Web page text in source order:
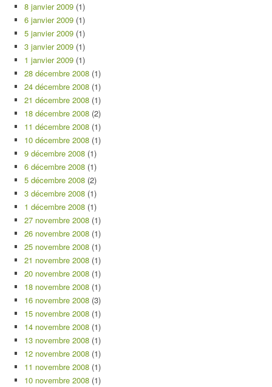
8 janvier 2009 (1)
6 janvier 2009 (1)
5 janvier 2009 (1)
3 janvier 2009 (1)
1 janvier 2009 (1)
28 décembre 2008 (1)
24 décembre 2008 (1)
21 décembre 2008 (1)
18 décembre 2008 (2)
11 décembre 2008 (1)
10 décembre 2008 (1)
9 décembre 2008 (1)
6 décembre 2008 (1)
5 décembre 2008 (2)
3 décembre 2008 (1)
1 décembre 2008 (1)
27 novembre 2008 (1)
26 novembre 2008 (1)
25 novembre 2008 (1)
21 novembre 2008 (1)
20 novembre 2008 (1)
18 novembre 2008 (1)
16 novembre 2008 (3)
15 novembre 2008 (1)
14 novembre 2008 (1)
13 novembre 2008 (1)
12 novembre 2008 (1)
11 novembre 2008 (1)
10 novembre 2008 (1)